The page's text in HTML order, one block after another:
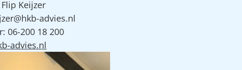
Keijzer
advies.nl
06-200 18 200
advies.nl